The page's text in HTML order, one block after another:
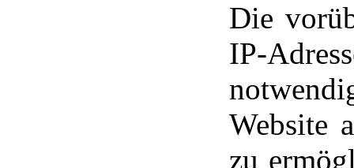
Die
IP-
Website
zu